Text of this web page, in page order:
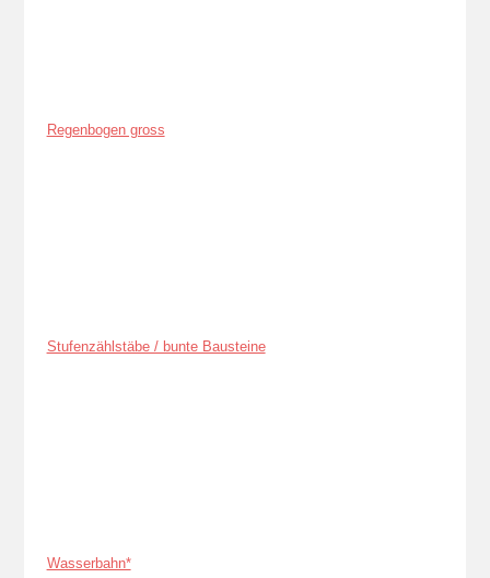
Regenbogen gross
Stufenzählstäbe / bunte Bausteine
Wasserbahn*